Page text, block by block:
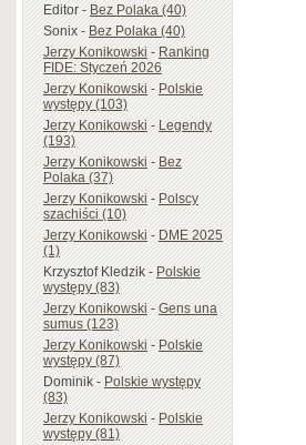
Editor-Bez Polaka (40)
Sonix-Bez Polaka (40)
Jerzy Konikowski-Ranking
FIDE: Styczeń 2026
Jerzy Konikowski-Polskie
występy (103)
Jerzy Konikowski-Legendy
(193)
Jerzy Konikowski-Bez
Polaka (37)
Jerzy Konikowski-Polscy
szachiści (10)
Jerzy Konikowski-DME 2025
(1)
Krzysztof Kledzik-Polskie
występy (83)
Jerzy Konikowski-Gens una
sumus (123)
Jerzy Konikowski-Polskie
występy (87)
Dominik-Polskie występy
(83)
Jerzy Konikowski-Polskie
występy (81)